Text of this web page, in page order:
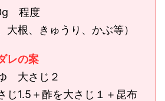
程度
根、きゅうり、かぶ等）
レの案
大さじ２
じ1.5＋酢を大さじ１＋昆布